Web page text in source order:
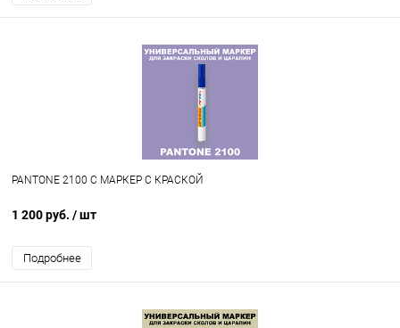
PANTONE 2100 C МАРКЕР С КРАСКОЙ
1 200 руб. / шт
Подробнее